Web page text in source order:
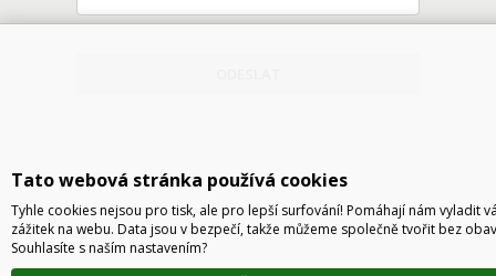
Tato webová stránka používá cookies
Tyhle cookies nejsou pro tisk, ale pro lepší surfování! Pomáhají nám vyladit
zážitek na webu. Data jsou v bezpečí, takže můžeme společně tvořit bez
Souhlasíte s naším nastavením?